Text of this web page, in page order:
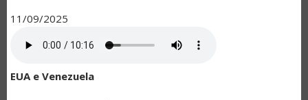
11/09/2025
EUA e Venezuela